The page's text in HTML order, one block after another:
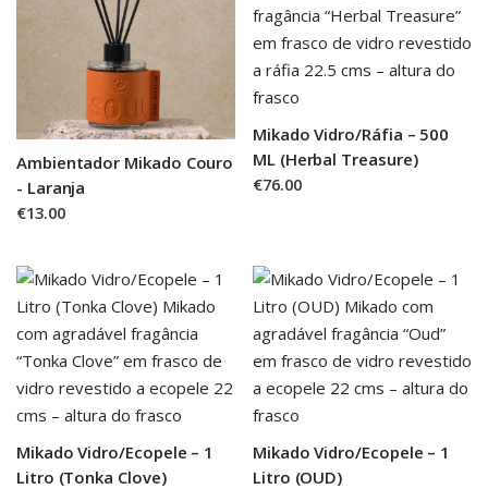
Ambientador Mikado Couro
- Laranja
€13.00
Mikado Vidro/Ráfia – 500
ML (Herbal Treasure)
€76.00
Mikado Vidro/Ecopele – 1
Litro (Tonka Clove)
Mikado Vidro/Ecopele – 1
Litro (OUD)